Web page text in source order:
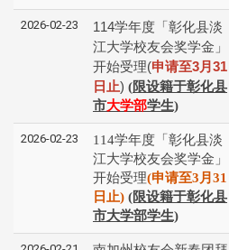
2026-02-23 114学年度「彰化县淡
江⼤学校友会奖学⾦」
开始受理(申请⾄3⽉ 31
⽇⽌) (限设籍于彰化县
市大学部学生)
2026-02-23
114学年度「彰化县淡
江⼤学校友会奖学⾦」
开始受理(申请⾄3⽉31
⽇⽌) (限设籍于彰化县
市大学部学生)